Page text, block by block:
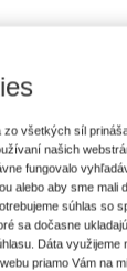
len „úrad“) so
x xxxxx
s využitím EKS:
všetkých síl
našich
fungovalo
alebo aby sme mali
súhlas so
sa dočasne
Dáta využijeme
priamo Vám na